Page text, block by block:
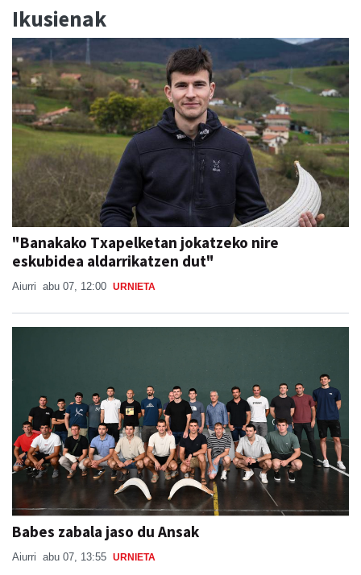
Ikusienak
"Banakako Txapelketan jokatzeko nire
eskubidea aldarrikatzen dut"
Aiurri abu 07, 12:00 URNIETA
Babes zabala jaso du Ansak
Aiurri abu 07, 13:55 URNIETA